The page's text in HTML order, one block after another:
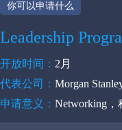
你可以申请什么
Leadership
开放时间： 2月
代表公司： Morgan
申请意义： Networking，